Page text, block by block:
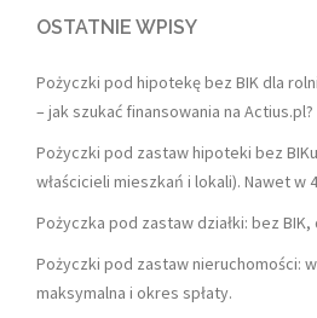
OSTATNIE WPISY
Pożyczki pod hipotekę bez BIK dla
– jak szukać finansowania na Actius.pl?
Pożyczki pod zastaw hipoteki bez
właścicieli mieszkań i lokali). Nawet w
Pożyczka pod zastaw działki: bez
Pożyczki pod zastaw nieruchomości:
maksymalna i okres spłaty.